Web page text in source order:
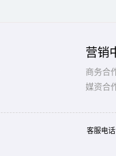
营销
商务合
媒资合
客服电